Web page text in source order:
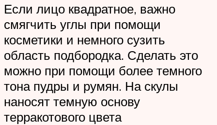
Если лицо квадратное, важно
смягчить углы при помощи
косметики и немного сузить
область подбородка. Сделать это
можно при помощи более темного
тона пудры и румян. На скулы
наносят темную основу
терракотового цвета